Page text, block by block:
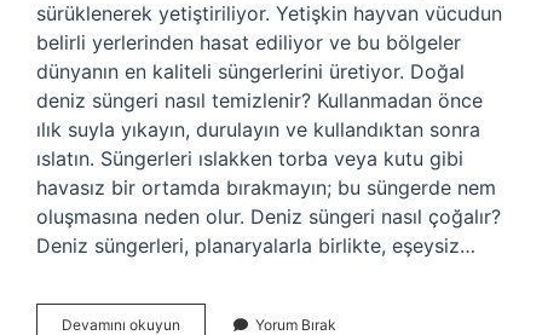
sürüklenerek yetiştiriliyor. Yetişkin hayvan vücudun
belirli yerlerinden hasat ediliyor ve bu bölgeler
dünyanın en kaliteli süngerlerini üretiyor. Doğal
deniz süngeri nasıl temizlenir? Kullanmadan önce
ılık suyla yıkayın, durulayın ve kullandıktan sonra
ıslatın. Süngerleri ıslakken torba veya kutu gibi
havasız bir ortamda bırakmayın; bu süngerde nem
oluşmasına neden olur. Deniz süngeri nasıl çoğalır?
Deniz süngerleri, planaryalarla birlikte, eşeysiz…
Devamını okuyun Yorum Bırak